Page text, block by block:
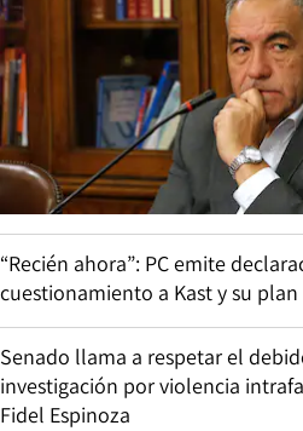
“Recién ahora”: PC emite
cuestionamiento a Kast y su
Senado llama a respetar el
investigación por violencia
Fidel Espinoza